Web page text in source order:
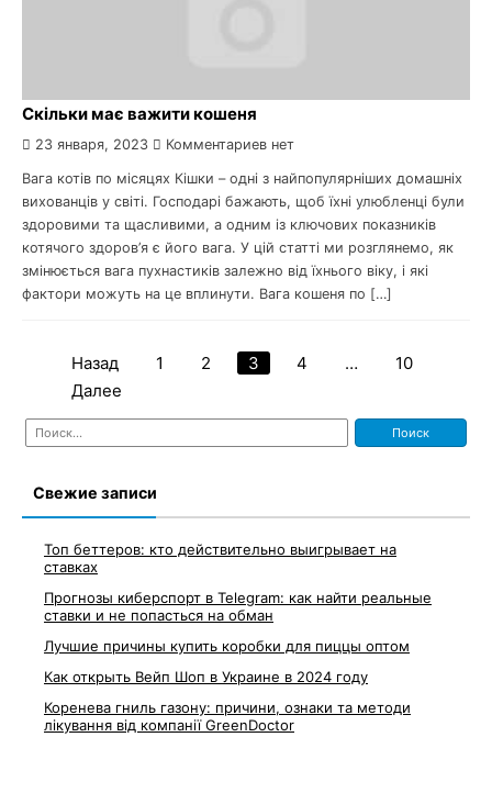
Скільки має важити кошеня
23 января, 2023 Комментариев нет
Вага котів по місяцях Кішки – одні з найпопулярніших домашніх
вихованців у світі. Господарі бажають, щоб їхні улюбленці були
здоровими та щасливими, а одним із ключових показників
котячого здоров’я є його вага. У цій статті ми розглянемо, як
змінюється вага пухнастиків залежно від їхнього віку, і які
фактори можуть на це вплинути. Вага кошеня по […]
Пагинация
записей
Назад 1 2 3 4 …
10
Далее
Найти:
Свежие записи
Топ беттеров: кто действительно выигрывает на
ставках
Прогнозы киберспорт в Telegram: как найти реальные
ставки и не попасться на обман
Лучшие причины купить коробки для пиццы оптом
Как открыть Вейп Шоп в Украине в 2024 году
Коренева гниль газону: причини, ознаки та методи
лікування від компанії GreenDoctor